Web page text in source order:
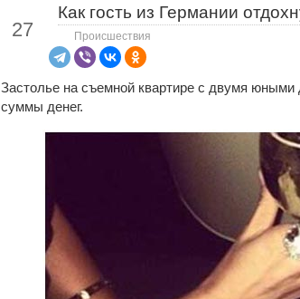
27
Как гость из Германии
Происшествия
Застолье на съемной квартире с двумя юными
суммы денег.